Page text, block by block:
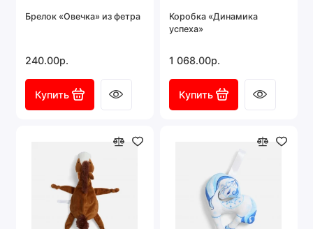
Брелок «Овечка» из фетра
240.00р.
Купить
Коробка «Динамика
успеха»
1 068.00р.
Купить